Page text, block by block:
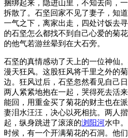
捆绑起来，隐进山里，不知去向，
拆散了。石坚回家不见了妻子，知
一气之下，离家出走，四处讨饭去
的石坚怎么都找不到自己心爱的菊
的他气若游丝晕到在大石旁。
石坚的真情感动了天上的一位神仙
漫天狂风。这股狂风将千里之外的
边。狂风过后，石坚忽然看见自己
两人紧紧地抱在一起，哭得死去活
能回，用重金买了菊花的财主也在
妻泪水汪汪，决心以死相抗。两人
起，纵身跳进了滚滚的浏阳河水中
时候，有一个开满菊花的石洞。他